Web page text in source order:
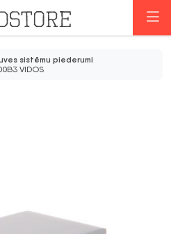
sistēmu piederumi
VIDOS